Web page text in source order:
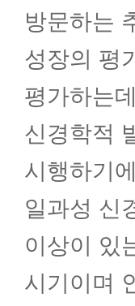
소아심장
소아응급
켈로이드
자궁근종
면역클리
방문하는
성장의 평
평가하는
신경학적
시행하기
일과성 신
이상이 있
시기이며